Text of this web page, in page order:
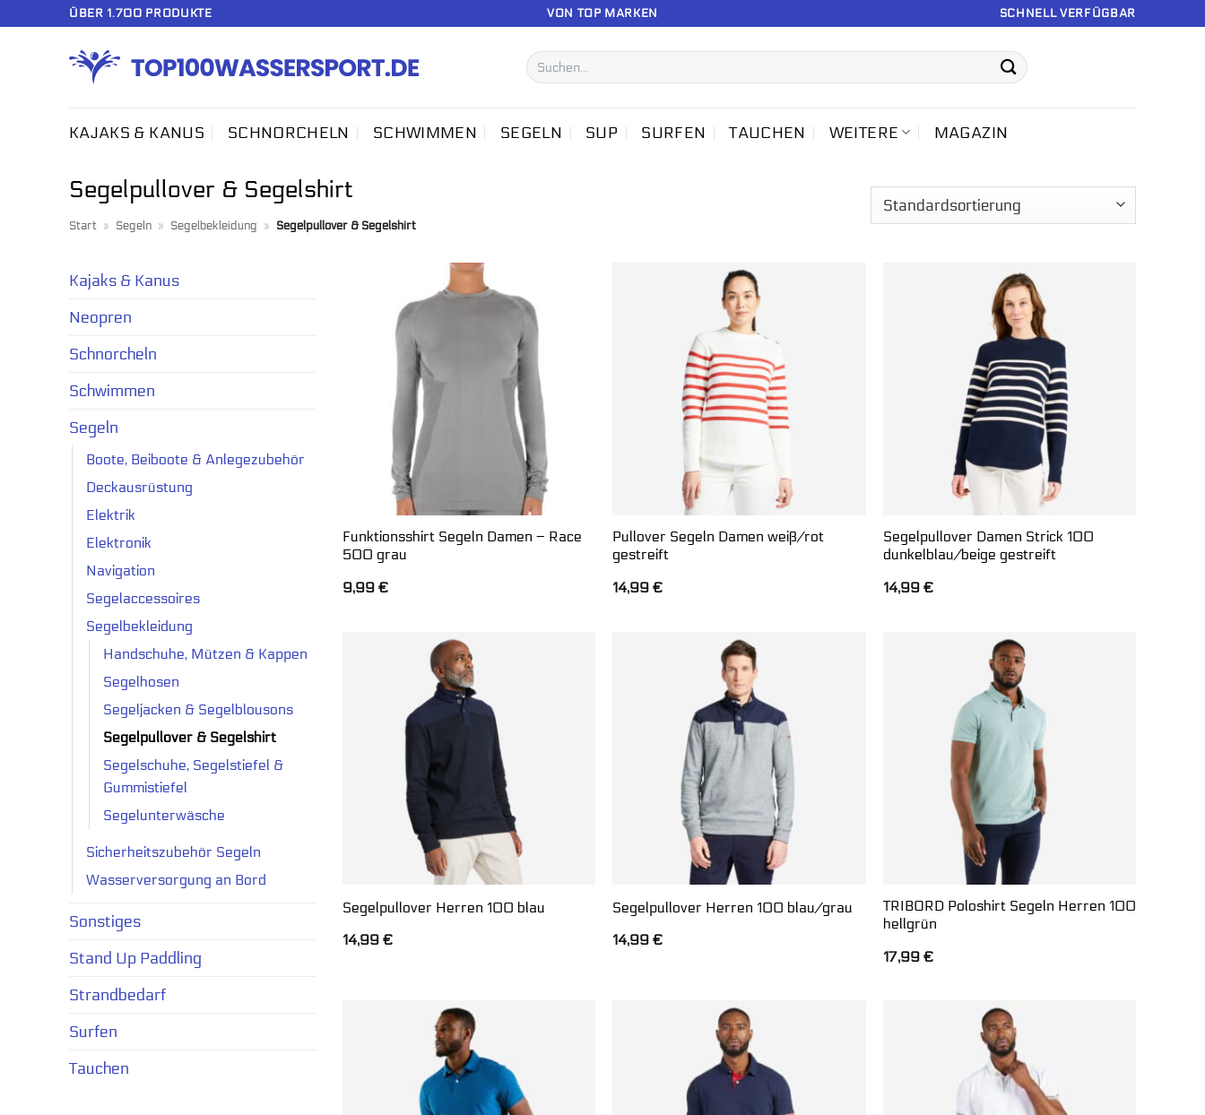
ÜBER 1.700 PRODUKTE VON TOP MARKEN SCHNELL VERFÜGBAR
Suchen
nach:
KAJAKS & KANUS SCHNORCHELN SCHWIMMEN SEGELN SUP SURFEN TAUCHEN WEITERE MAGAZIN
Segelpullover & Segelshirt
Start » Segeln » Segelbekleidung » Segelpullover & Segelshirt
Kajaks & Kanus
Neopren
Schnorcheln
Schwimmen
Segeln
Boote, Beiboote & Anlegezubehör
Deckausrüstung
Elektrik
Elektronik
Navigation
Segelaccessoires
Segelbekleidung
Handschuhe, Mützen & Kappen
Segelhosen
Segeljacken & Segelblousons
Segelpullover & Segelshirt
Segelschuhe, Segelstiefel &
Gummistiefel
Segelunterwäsche
Sicherheitszubehör Segeln
Wasserversorgung an Bord
Sonstiges
Stand Up Paddling
Strandbedarf
Surfen
Tauchen
Funktionsshirt Segeln Damen – Race
500 grau
9,99 €
Pullover Segeln Damen weiß/rot
gestreift
14,99€
Segelpullover Damen Strick 100
dunkelblau/beige gestreift
14,99€
Segelpullover Herren 100 blau
14,99 €
Segelpullover Herren 100 blau/grau
14,99€
TRIBORD Poloshirt Segeln Herren 100
hellgrün
17,99€